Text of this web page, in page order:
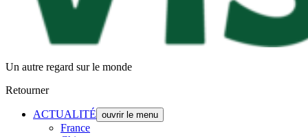
Un autre regard sur le monde
Retourner
ACTUALITÉ ouvrir le menu
France